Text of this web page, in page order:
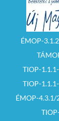
ÉMOP-
TIOP-
TIOP-
ÉMOP-